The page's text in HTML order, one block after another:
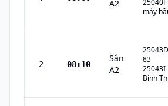
A2 25040F
máy
2 08:10
Sân
A2
25043D
83
25043I
Bình